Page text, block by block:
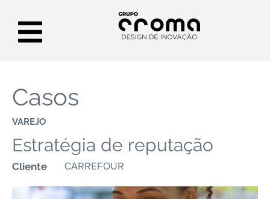
Casos
VAREJO
Estratégia de reputação
Cliente CARREFOUR